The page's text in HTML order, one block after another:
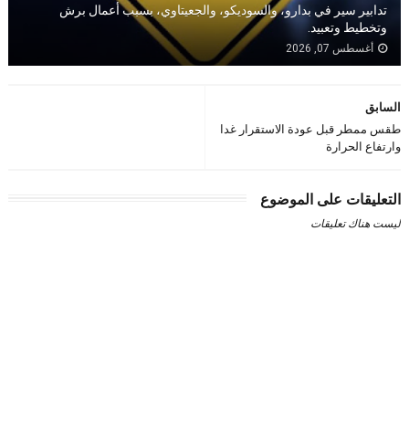
تدابير سير في بدارو، والسوديكو، والجعيتاوي، بسبب أعمال برش
وتخطيط وتعبيد.
أغسطس 07, 2026
السابق
طقس ممطر قبل عودة الاستقرار غدا
وارتفاع الحرارة
التعليقات على الموضوع
ليست هناك تعليقات